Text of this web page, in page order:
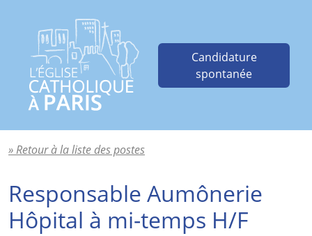
Candidature
spontanée
» Retour à la liste des postes
Responsable Aumônerie
Hôpital à mi-temps H/F